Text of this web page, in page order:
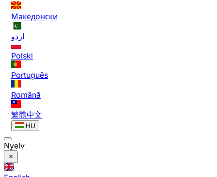
Македонски
اردو
Polski
Português
Română
繁體中文
HU
Nyelv